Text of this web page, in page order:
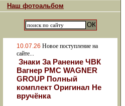
Наш фотоальбом
10.07.26 Новое поступление на
сайте...
Знаки За Ранение ЧВК
Вагнер РМС WAGNER
GROUP Полный
комплект Оригинал Не
вручёнка